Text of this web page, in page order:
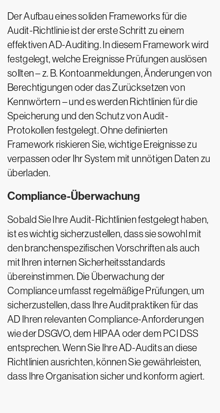
Der Aufbau eines soliden Frameworks für die
Audit-Richtlinie ist der erste Schritt zu einem
effektiven AD-Auditing. In diesem Framework wird
festgelegt, welche Ereignisse Prüfungen auslösen
sollten – z. B. Kontoanmeldungen, Änderungen von
Berechtigungen oder das Zurücksetzen von
Kennwörtern – und es werden Richtlinien für die
Speicherung und den Schutz von Audit-
Protokollen festgelegt. Ohne definierten
Framework riskieren Sie, wichtige Ereignisse zu
verpassen oder Ihr System mit unnötigen Daten zu
überladen.
Compliance-Überwachung
Sobald Sie Ihre Audit-Richtlinien festgelegt haben,
ist es wichtig sicherzustellen, dass sie sowohl mit
den branchenspezifischen Vorschriften als auch
mit Ihren internen Sicherheitsstandards
übereinstimmen. Die Überwachung der
Compliance umfasst regelmäßige Prüfungen, um
sicherzustellen, dass Ihre Auditpraktiken für das
AD Ihren relevanten Compliance-Anforderungen
wie der DSGVO, dem HIPAA oder dem PCI DSS
entsprechen. Wenn Sie Ihre AD-Audits an diese
Richtlinien ausrichten, können Sie gewährleisten,
dass Ihre Organisation sicher und konform agiert.